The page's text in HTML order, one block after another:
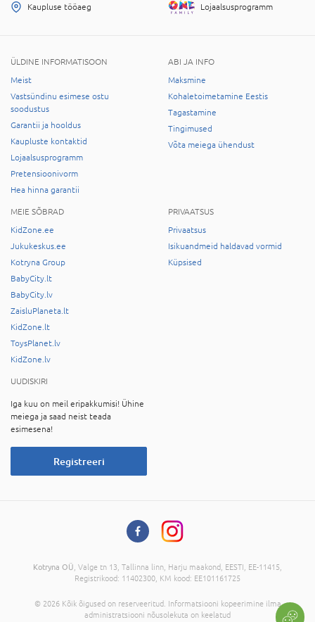
Kaupluse tööaeg Lojaalsusprogramm
ÜLDINE INFORMATISOON
Meist
Vastsündinu esimese ostu
soodustus
Garantii ja hooldus
Kaupluste kontaktid
Lojaalsusprogramm
Pretensioonivorm
Hea hinna garantii
ABI JA INFO
Maksmine
Kohaletoimetamine Eestis
Tagastamine
Tingimused
Võta meiega ühendust
MEIE SÕBRAD
KidZone.ee
Jukukeskus.ee
Kotryna Group
BabyCity.lt
BabyCity.lv
ZaisluPlaneta.lt
KidZone.lt
ToysPlanet.lv
KidZone.lv
PRIVAATSUS
Privaatsus
Isikuandmeid haldavad vormid
Küpsised
UUDISKIRI
Iga kuu on meil eripakkumisi! Ühine
meiega ja saad neist teada
esimesena!
Registreeri
Kotryna OÜ , Valge tn 13, Tallinna linn, Harju maakond, EESTI, EE-11415,
Registrikood: 11402300, KM kood: EE101161725
© 2026 Kõik õigused on reserveeritud. Informatsiooni kopeerimine ilma
administratsiooni nõusolekuta on keelatud